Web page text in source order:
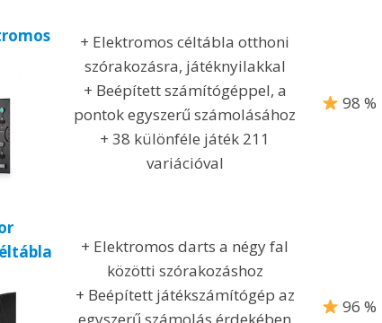
+ Elektromos céltábla otthoni
szórakozásra, játéknyilakkal
+ Beépített számítógéppel, a
pontok egyszerű számolásához
+ 38 különféle játék 211
variációval
98 %
+ Elektromos darts a négy fal
közötti szórakozáshoz
+ Beépített játékszámítógép az
96 %